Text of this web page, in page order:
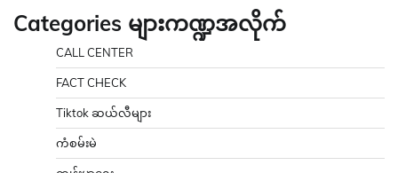
Categories များကဏ္ဍအလိုက်
CALL CENTER
FACT CHECK
Tiktok ဆယ်လီများ
ကံစမ်းမဲ